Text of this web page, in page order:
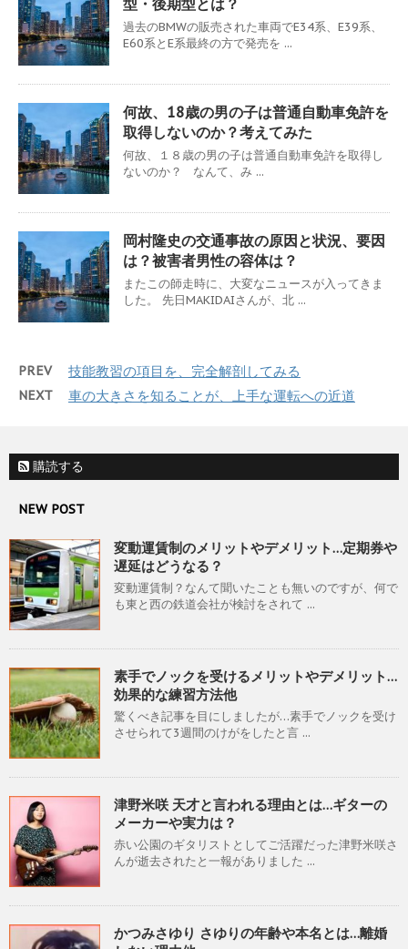
過去のBMWの販売された車両でE34系、E39系、
E60系とE系最終の方で発売を ...
何故、18歳の男の子は普通自動車免許を
取得しないのか？考えてみた
何故、１８歳の男の子は普通自動車免許を取得し
ないのか？ なんて、み ...
岡村隆史の交通事故の原因と状況、要因
は？被害者男性の容体は？
またこの師走時に、大変なニュースが入ってきま
した。 先日MAKIDAIさんが、北 ...
PREV 技能教習の項目を、完全解剖してみる
NEXT 車の大きさを知ることが、上手な運転への近道
購読する
NEW POST
変動運賃制のメリットやデメリット…定期券や
遅延はどうなる？
変動運賃制？なんて聞いたことも無いのですが、何で
も東と西の鉄道会社が検討をされて ...
素手でノックを受けるメリットやデメリット…
効果的な練習方法他
驚くべき記事を目にしましたが…素手でノックを受け
させられて3週間のけがをしたと言 ...
津野米咲 天才と言われる理由とは…ギターの
メーカーや実力は？
赤い公園のギタリストとしてご活躍だった津野米咲さ
んが逝去されたと一報がありました ...
かつみさゆり さゆりの年齢や本名とは…離婚